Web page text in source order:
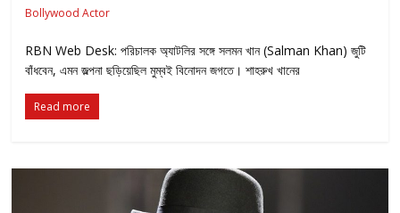
Bollywood Actor
RBN Web Desk: পরিচালক অ্যাটলির সঙ্গে সলমন খান (Salman Khan) জুটি
বাঁধবেন, এমন জল্পনা ছড়িয়েছিল মুম্বই বিনোদন জগতে। শাহরুখ খানের
Read more